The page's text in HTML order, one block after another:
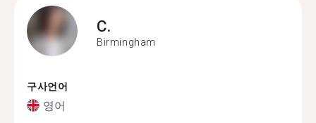
C.
Birmingham
구사언어
영어